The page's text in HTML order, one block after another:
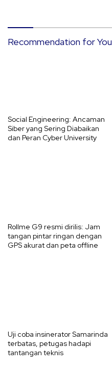
Recommendation for You
Social Engineering: Ancaman
Siber yang Sering Diabaikan
dan Peran Cyber University
Rollme G9 resmi dirilis: Jam
tangan pintar ringan dengan
GPS akurat dan peta offline
Uji coba insinerator Samarinda
terbatas, petugas hadapi
tantangan teknis